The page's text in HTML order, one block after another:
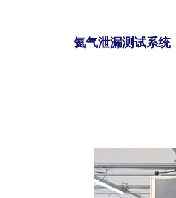
氦气泄漏测试系统